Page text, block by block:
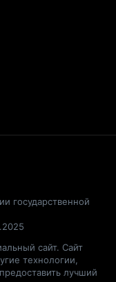
государственной
сайт. Сайт
технологии,
лучший